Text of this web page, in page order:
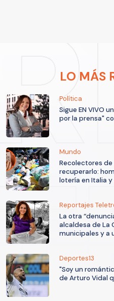
LO MÁS
Política
Sigue EN VIVO
por la prensa"
Mundo
Recolectores
recuperarlo:
lotería en Italia
Reportajes
La otra
alcaldesa de La
municipales y a
Deportes13
"Soy un
de Arturo Vidal